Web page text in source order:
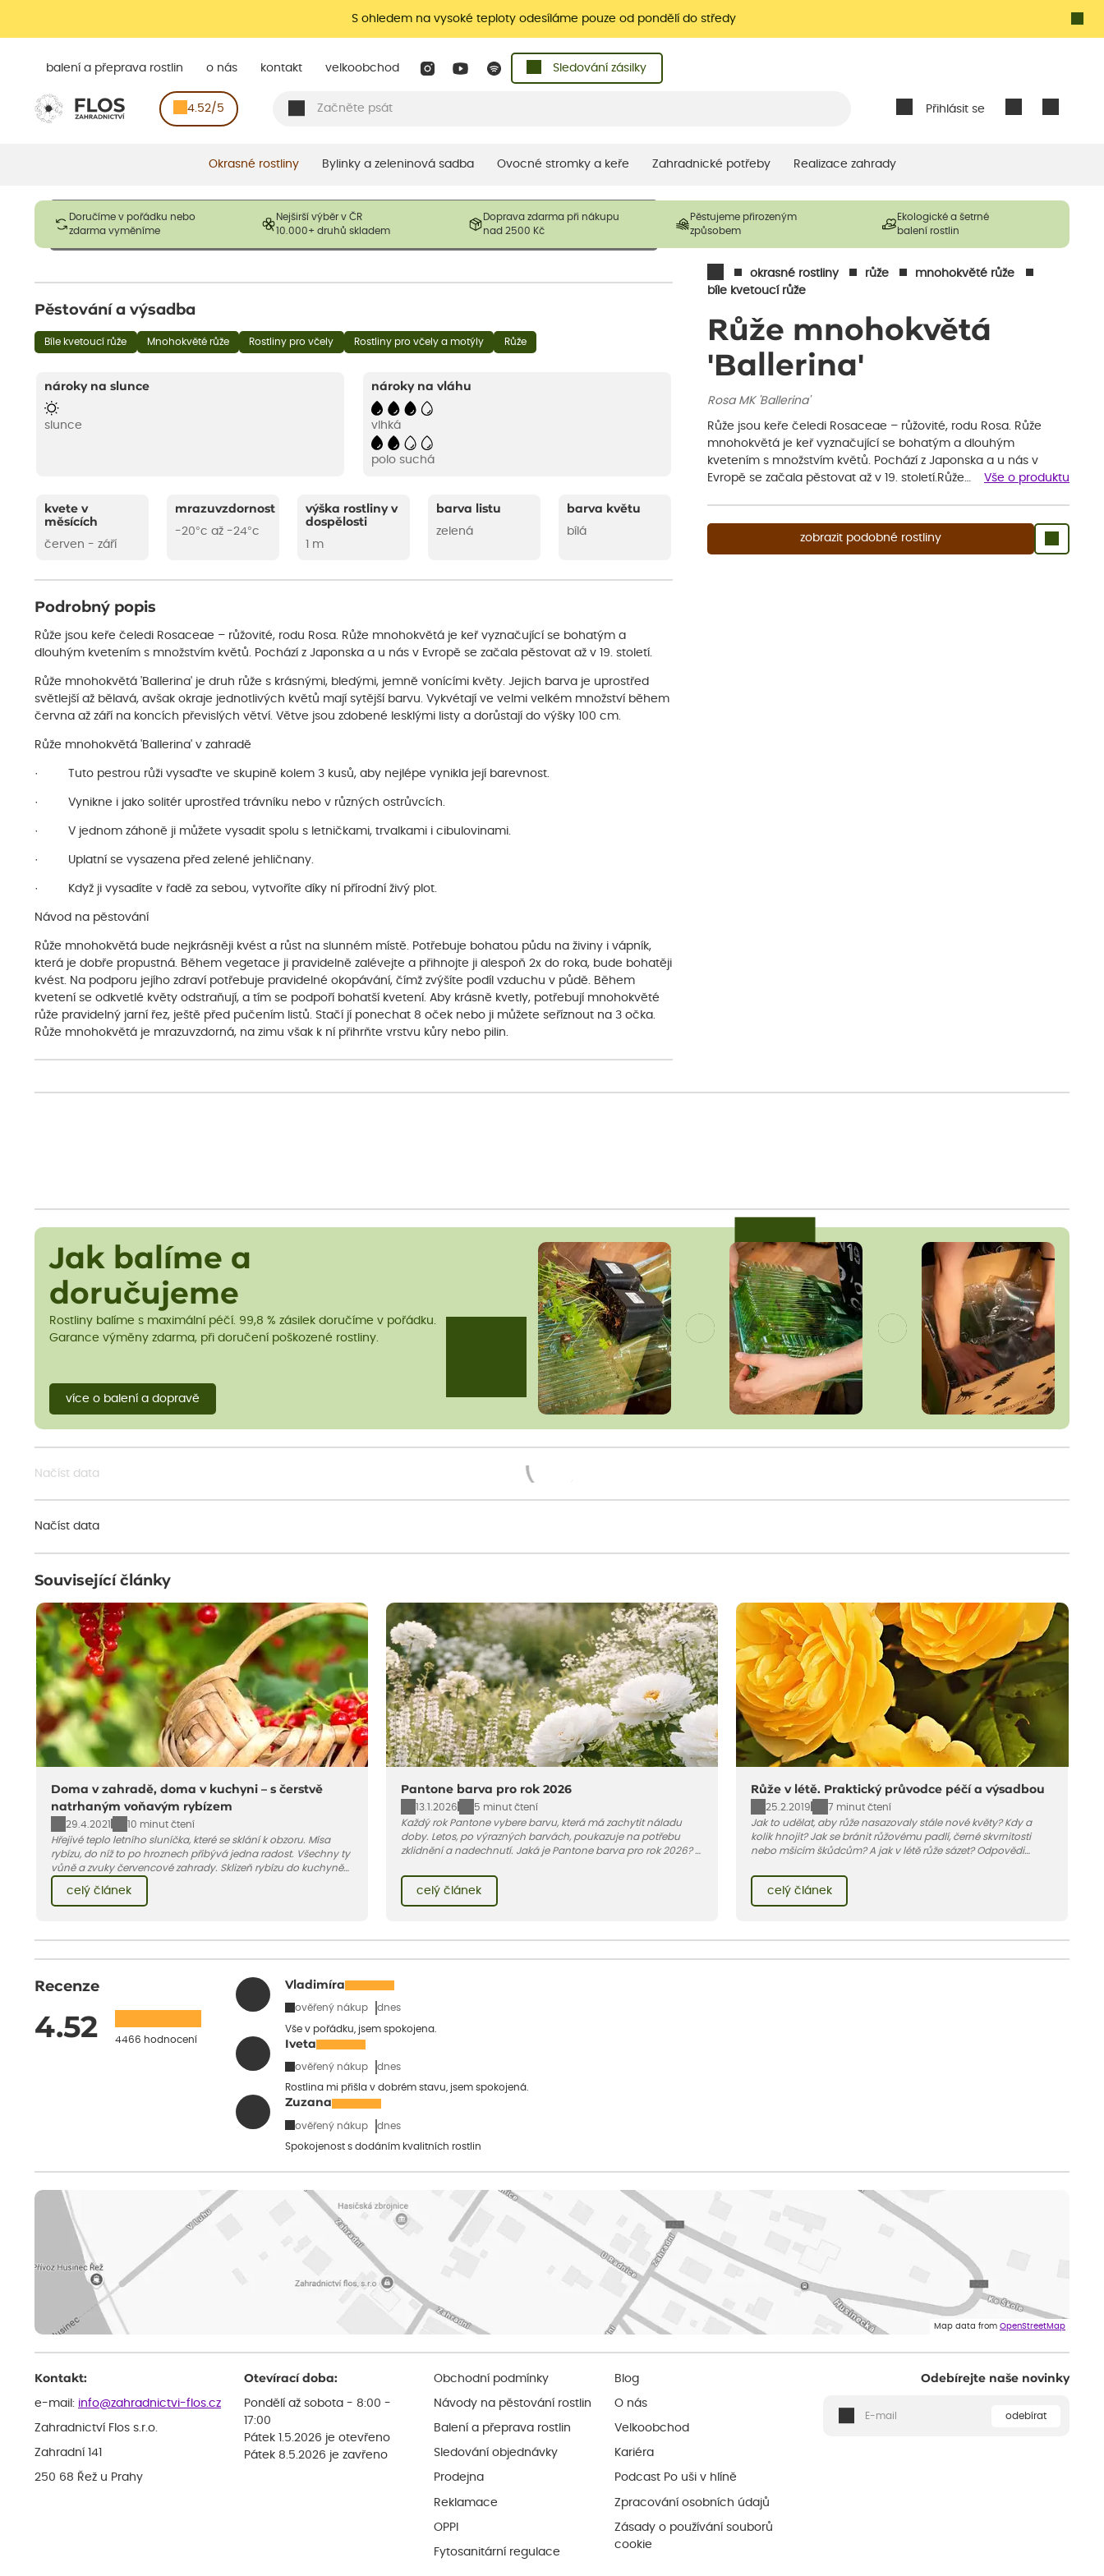
S ohledem na vysoké teploty odesíláme pouze od pondělí do středy
Přihlásit se
balení a přeprava rostlin o nás kontakt velkoobchod Sledování zásilky
4.52/5
Okrasné rostliny Bylinky a zeleninová sadba Ovocné stromky a keře Zahradnické potřeby Realizace zahrady
Doručíme v pořádku nebo
zdarma vyměníme
Nejširší výběr v ČR
10.000+ druhů skladem
Doprava zdarma při nákupu
nad 2500 Kč
Pěstujeme přirozeným
způsobem
Ekologické a šetrné
balení rostlin
okrasné rostliny růže
mnohokvěté růže
bíle kvetoucí růže
Růže mnohokvětá
'Ballerina'
Rosa MK 'Ballerina'
Růže jsou keře čeledi Rosaceae – růžovité, rodu Rosa. Růže
mnohokvětá je keř vyznačující se bohatým a dlouhým
kvetením s množstvím květů. Pochází z Japonska a u nás v
Evropě se začala pěstovat až v 19. století.Růže…
Vše o produktu
zobrazit podobné rostliny
Obrázky slouží pouze pro ilustrační účely a mají reprezentovat prodávané produkty. V závislosti na sezónnosti mohou být
opadavé rostliny dodávány v dormantním stavu a bez listů. Rostliny mohou být také sestřiženy níže, než je uvedená
Pěstování a výsadba
Bíle kvetoucí růže Mnohokvěté růže Rostliny pro včely Rostliny pro včely a motýly Růže
nároky na slunce
slunce
nároky na vláhu
vlhká
polo suchá
kvete v
měsících
červen - září
mrazuvzdornost
-20°c až -24°c
výška rostliny v
dospělosti
1 m
barva listu
zelená
barva květu
bílá
Podrobný popis
Růže jsou keře čeledi Rosaceae – růžovité, rodu Rosa. Růže mnohokvětá je keř vyznačující se bohatým a
dlouhým kvetením s množstvím květů. Pochází z Japonska a u nás v Evropě se začala pěstovat až v 19. století.
Růže mnohokvětá 'Ballerina' je druh růže s krásnými, bledými, jemně vonícími květy. Jejich barva je uprostřed
světlejší až bělavá, avšak okraje jednotlivých květů mají sytější barvu. Vykvétají ve velmi velkém množství během
června až září na koncích převislých větví. Větve jsou zdobené lesklými listy a dorůstají do výšky 100 cm.
Růže mnohokvětá 'Ballerina' v zahradě
· Tuto pestrou růži vysaďte ve skupině kolem 3 kusů, aby nejlépe vynikla její barevnost.
· Vynikne i jako solitér uprostřed trávníku nebo v různých ostrůvcích.
· V jednom záhoně ji můžete vysadit spolu s letničkami, trvalkami i cibulovinami.
· Uplatní se vysazena před zelené jehličnany.
· Když ji vysadíte v řadě za sebou, vytvoříte díky ní přírodní živý plot.
Návod na pěstování
Růže mnohokvětá bude nejkrásněji kvést a růst na slunném místě. Potřebuje bohatou půdu na živiny i vápník,
která je dobře propustná. Během vegetace ji pravidelně zalévejte a přihnojte ji alespoň 2x do roka, bude bohatěji
kvést. Na podporu jejího zdraví potřebuje pravidelné okopávání, čímž zvýšíte podíl vzduchu v půdě. Během
kvetení se odkvetlé květy odstraňují, a tím se podpoří bohatší kvetení. Aby krásně kvetly, potřebují mnohokvěté
růže pravidelný jarní řez, ještě před pučením listů. Stačí jí ponechat 8 oček nebo ji můžete seříznout na 3 očka.
Růže mnohokvětá je mrazuvzdorná, na zimu však k ní přihrňte vrstvu kůry nebo pilin.
Jak balíme a
doručujeme
Rostliny balíme s maximální péčí. 99,8 % zásilek doručíme v pořádku.
Garance výměny zdarma, při doručení poškozené rostliny.
více o balení a dopravě
Načíst data
Načíst data
Související články
Doma v zahradě, doma v kuchyni – s čerstvě
natrhaným voňavým rybízem
29.4.2021
10 minut čtení
Hřejivé teplo letního sluníčka, které se sklání k obzoru. Mísa
rybízu, do níž to po hroznech přibývá jedna radost. Všechny ty
vůně a zvuky červencové zahrady. Sklizeň rybízu do kuchyně
vnese neuvěřitelný klid a radost. A taky trochu bezstarostnosti
dětství při mlsání babiččina drobenkového koláče s rybízem.
celý článek
Pantone barva pro rok 2026
13.1.2026
5 minut čtení
Každý rok Pantone vybere barvu, která má zachytit náladu
doby. Letos, po výrazných barvách, poukazuje na potřebu
zklidnění a nadechnutí. Jaká je Pantone barva pro rok 2026? V
celý článek
Růže v létě. Praktický průvodce péčí a výsadbou
25.2.2019
7 minut čtení
Jak to udělat, aby růže nasazovaly stále nové květy? Kdy a
kolik hnojit? Jak se bránit růžovému padlí, černé skvrnitosti
nebo mšicím škůdcům? A jak v létě růže sázet? Odpovědi
celý článek
Recenze
4.52 4466 hodnocení
Vladimíra
ověřený nákup dnes
Vše v pořádku, jsem spokojena.
Iveta
ověřený nákup dnes
Rostlina mi přišla v dobrém stavu, jsem spokojená.
Zuzana
ověřený nákup dnes
Spokojenost s dodáním kvalitních rostlin
Map data from OpenStreetMap
Kontakt:
e-mail: info@zahradnictvi-flos.cz
Zahradnictví Flos s.r.o.
Zahradní 141
250 68 Řež u Prahy
Otevírací doba:
Pondělí až sobota - 8:00 -
17:00
Pátek 1.5.2026 je otevřeno
Pátek 8.5.2026 je zavřeno
Obchodní podmínky
Návody na pěstování rostlin
Balení a přeprava rostlin
Sledování objednávky
Prodejna
Reklamace
OPPI
Fytosanitární regulace
Blog
O nás
Velkoobchod
Kariéra
Podcast Po uši v hlíně
Zpracování osobních údajů
Zásady o používání souborů
cookie
Odebírejte naše novinky
odebírat